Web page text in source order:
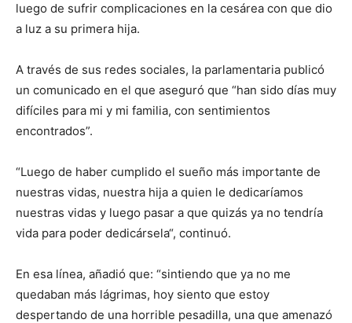
luego de sufrir complicaciones en la cesárea con que dio
a luz a su primera hija.
A través de sus redes sociales, la parlamentaria publicó
un comunicado en el que aseguró que “han sido días muy
difíciles para mi y mi familia, con sentimientos
encontrados”.
“Luego de haber cumplido el sueño más importante de
nuestras vidas, nuestra hija a quien le dedicaríamos
nuestras vidas y luego pasar a que quizás ya no tendría
vida para poder dedicársela“, continuó.
En esa línea, añadió que: “sintiendo que ya no me
quedaban más lágrimas, hoy siento que estoy
despertando de una horrible pesadilla, una que amenazó